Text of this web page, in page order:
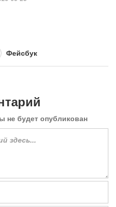
Фейсбук
не будет опубликован